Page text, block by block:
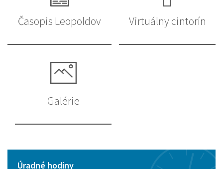
Časopis Leopoldov Virtuálny cintorín
Galérie
Úradné hodiny